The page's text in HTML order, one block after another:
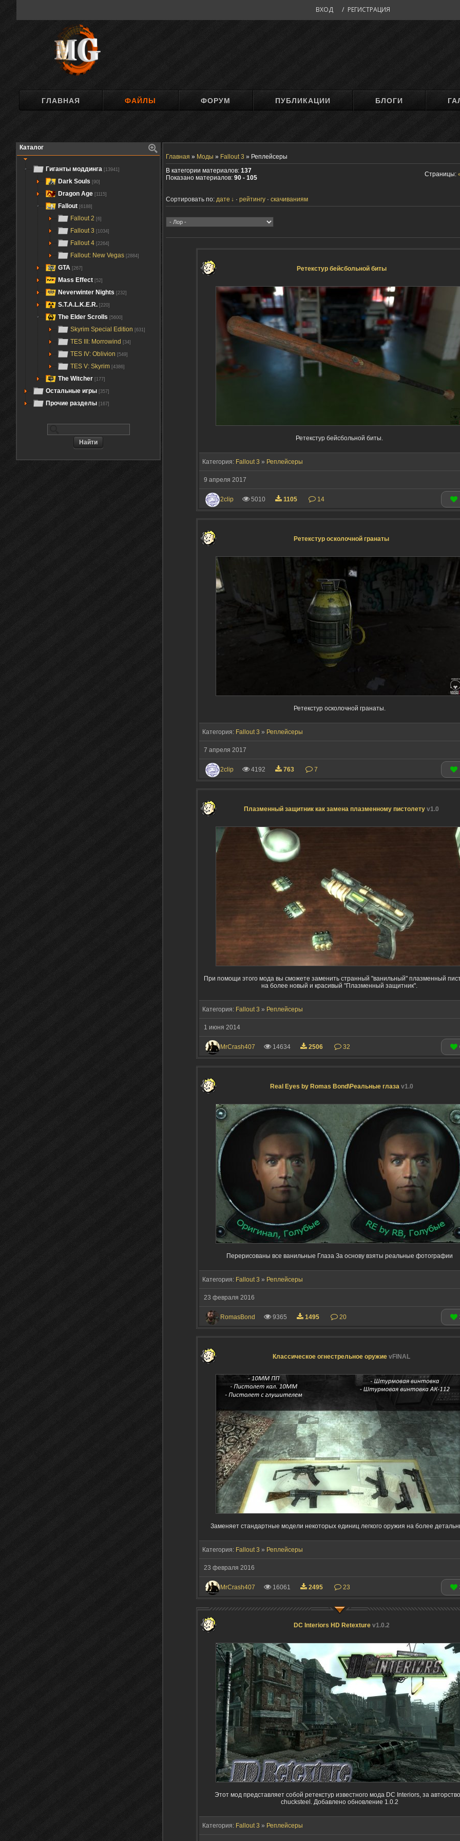
ВХОД / РЕГИСТРАЦИЯ
ГЛАВНАЯ ФАЙЛЫ ФОРУМ ПУБЛИКАЦИИ БЛОГИ
Каталог
Гиганты моддинга [13941]
Dark Souls [90]
Dragon Age [1115]
Fallout [6188]
Fallout 2 [6]
Fallout 3 [1034]
Fallout 4 [2264]
Fallout: New Vegas [2884]
GTA [267]
Mass Effect [52]
Neverwinter Nights [232]
S.T.A.L.K.E.R. [220]
The Elder Scrolls [5600]
Skyrim Special Edition [631]
TES III: Morrowind [34]
TES IV: Oblivion [549]
TES V: Skyrim [4386]
The Witcher [177]
Остальные игры [357]
Прочие разделы [167]
Главная » Моды » Fallout 3 » Реплейсеры
В категории материалов: 137
Показано материалов: 90 - 105 Страницы:
Сортировать по: дате рейтингу скачиваниям
Ретекстур бейсбольной биты
Ретекстур бейсбольной биты.
Категория: Fallout 3 » Реплейсеры
9 апреля 2017
2clip 5010 1105 14
Ретекстур осколочной гранаты
Ретекстур осколочной гранаты.
Категория: Fallout 3 » Реплейсеры
7 апреля 2017
2clip 4192 763 7
Плазменный защитник как замена плазменному пистолету v1.0
При помощи этого мода вы сможете заменить странный "ванильный" плазменный
на более новый и красивый "Плазменный защитник".
Категория: Fallout 3 » Реплейсеры
1 июня 2014
MrCrash407 14634 2506 32
Real Eyes by Romas Bond\Реальные глаза v1.0
Перерисованы все ванильные Глаза За основу взяты реальные фотографии
Категория: Fallout 3 » Реплейсеры
23 февраля 2016
RomasBond 9365 1495 20
Классическое огнестрельное оружие vFINAL
Заменяет стандартные модели некоторых единиц легкого оружия на более
Категория: Fallout 3 » Реплейсеры
23 февраля 2016
MrCrash407 16061 2495 23
DC Interiors HD Retexture v1.0.2
Этот мод представляет собой ретекстур известного мода DC Interiors, за
chucksteel. Добавлено обновление 1.0.2
Категория: Fallout 3 » Реплейсеры